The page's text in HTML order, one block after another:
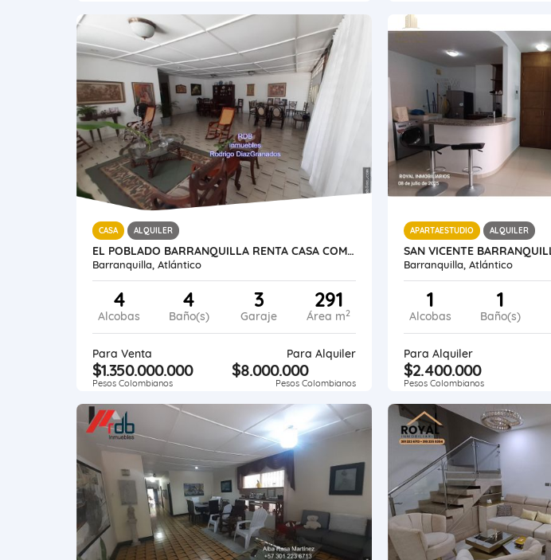
CASA ALQUILER
EL POBLADO BARRANQUILLA RENTA CASA COMERCIAL 565 METROS
Barranquilla, Atlántico
4
Alcobas
4
Baño(s)
3
Garaje
291
Área m2
Para Venta
$1.350.000.000
Pesos Colombianos
Para Alquiler
$8.000.000
Pesos Colombianos
APARTAESTUDIO ALQUILER
Barranquilla, Atlántico
1
Alcobas
1
Baño(s)
Para Alquiler
$2.400.000
Pesos Colombianos